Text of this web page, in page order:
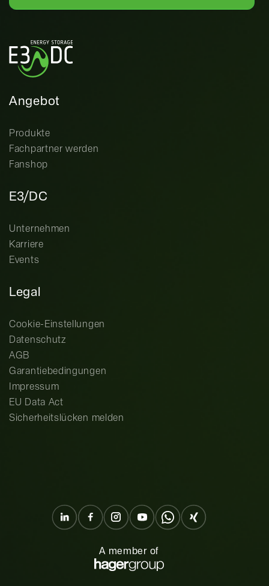
Angebot
Produkte
Fachpartner werden
Fanshop
E3/DC
Unternehmen
Karriere
Events
Legal
Cookie-Einstellungen
Datenschutz
AGB
Garantiebedingungen
Impressum
EU Data Act
Sicherheitslücken melden
A member of